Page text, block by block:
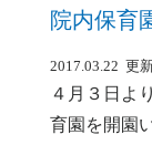
院内保育
2017.03.22 更
４月３日よ
育園を開園